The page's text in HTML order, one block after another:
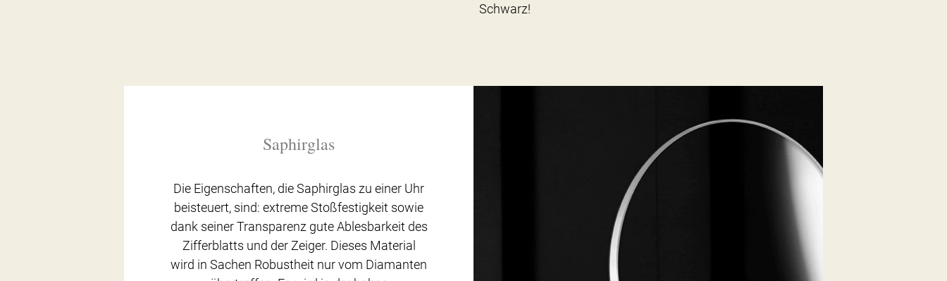
Schwarz!
Saphirglas
Die Eigenschaften, die Saphirglas zu einer Uhr
beisteuert, sind: extreme Stoßfestigkeit sowie
dank seiner Transparenz gute Ablesbarkeit des
Zifferblatts und der Zeiger. Dieses Material
wird in Sachen Robustheit nur vom Diamanten